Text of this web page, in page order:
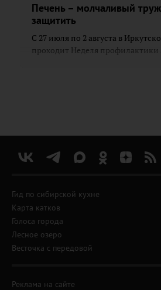
Печень – молчаливый
защитить
С 27 июля по 2 августа в
проходит Неделя профилактики
Гид по сибирской кухне
Карта катков
Голоса города
Лесное озеро
Весточка с передовой
Реклама на сайте